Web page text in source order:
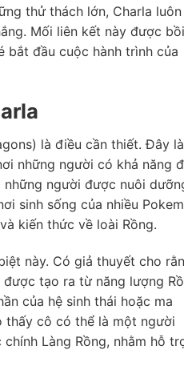
thử thách lớn, Charla
Mối liên kết này được bồi
bắt đầu cuộc hành trình của
là điều cần thiết. Đây là
những người có khả năng
những người được nuôi
sinh sống của nhiều
kiến thức về loài Rồng.
này. Có giả thuyết cho
tạo ra từ năng lượng
của hệ sinh thái hoặc ma
thấy cô có thể là một người
Làng Rồng, nhằm hỗ